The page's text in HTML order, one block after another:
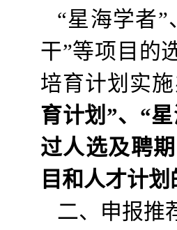
“星海学者”
干”等项目的
培育计划实
育计划”、“
过人选及聘
目和人才计
二、申报推